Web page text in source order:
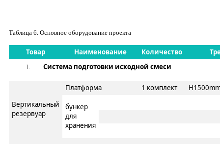
Таблица 6 . Основное оборудование проекта
Товар Наименование Количество
Система подготовки исходной смеси
Вертикальный
резервуар
Платформа 1 комплект
бункер
для
хранения